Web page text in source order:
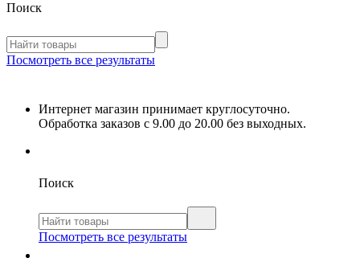
Поиск
Посмотреть все результаты
Интернет магазин принимает круглосуточно.
Обработка заказов с 9.00 до 20.00 без выходных.
Поиск
Посмотреть все результаты